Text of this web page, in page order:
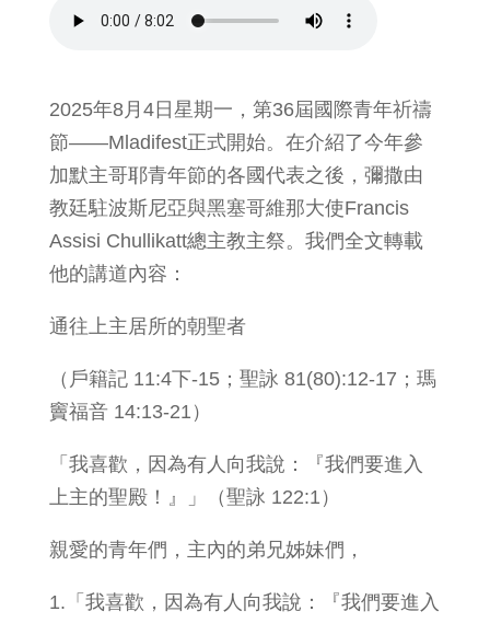
2025年8月4日星期一，第36屆國際青年祈禱
節——Mladifest正式開始。在介紹了今年參
加默主哥耶青年節的各國代表之後，彌撒由
教廷駐波斯尼亞與黑塞哥維那大使Francis
Assisi Chullikatt總主教主祭。我們全文轉載
他的講道內容：
通往上主居所的朝聖者
（戶籍記 11:4下-15；聖詠 81(80):12-17；瑪
竇福音 14:13-21）
「我喜歡，因為有人向我說：『我們要進入
上主的聖殿！』」（聖詠 122:1）
親愛的青年們，主內的弟兄姊妹們，
1.「我喜歡，因為有人向我說：『我們要進入